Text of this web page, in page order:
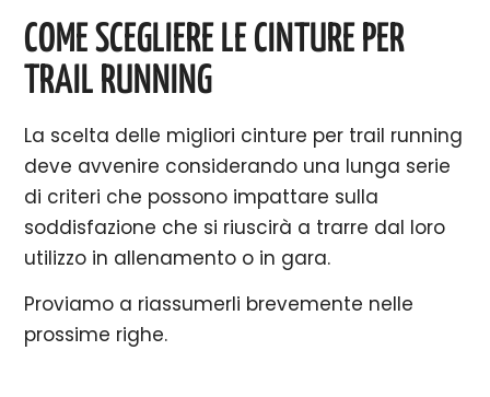
COME SCEGLIERE LE CINTURE PER
TRAIL RUNNING
La scelta delle migliori cinture per trail running
deve avvenire considerando una lunga serie
di criteri che possono impattare sulla
soddisfazione che si riuscirà a trarre dal loro
utilizzo in allenamento o in gara.
Proviamo a riassumerli brevemente nelle
prossime righe.